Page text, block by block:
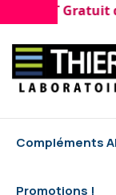
Gratuit dès
Compléments
Promotions !